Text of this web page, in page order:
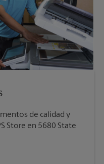
de calidad y
Store en 5680 State